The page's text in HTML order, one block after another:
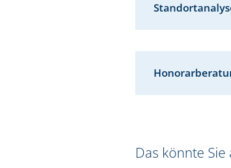
Das könnte